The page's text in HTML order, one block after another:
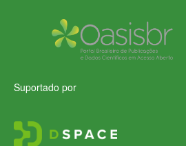
Suportado por